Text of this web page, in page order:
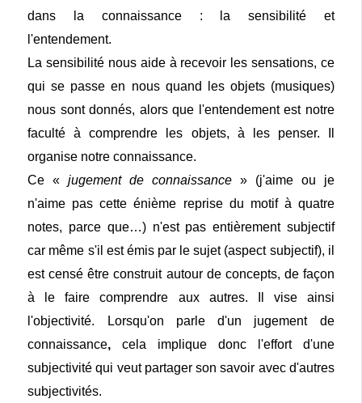
dans la connaissance : la sensibilité et
l'entendement.
La sensibilité nous aide à recevoir les sensations, ce
qui se passe en nous quand les objets (musiques)
nous sont donnés, alors que l'entendement est notre
faculté à comprendre les objets, à les penser. Il
organise notre connaissance.
Ce «jugement de connaissance » (j'aime ou je
n'aime pas cette énième reprise du motif à quatre
notes, parce que…) n'est pas entièrement subjectif
car même s'il est émis par le sujet (aspect subjectif), il
est censé être construit autour de concepts, de façon
à le faire comprendre aux autres. Il vise ainsi
l'objectivité. Lorsqu'on parle d'un jugement de
connaissance, cela implique donc l'effort d'une
subjectivité qui veut partager son savoir avec d'autres
subjectivités.